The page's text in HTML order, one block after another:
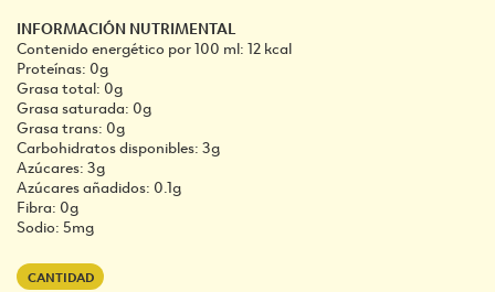
INFORMACIÓN NUTRIMENTAL
Contenido energético por 100 ml: 12 kcal
Proteínas: 0g
Grasa total: 0g
Grasa saturada: 0g
Grasa trans: 0g
Carbohidratos disponibles: 3g
Azúcares: 3g
Azúcares añadidos: 0.1g
Fibra: 0g
Sodio: 5mg
CANTIDAD